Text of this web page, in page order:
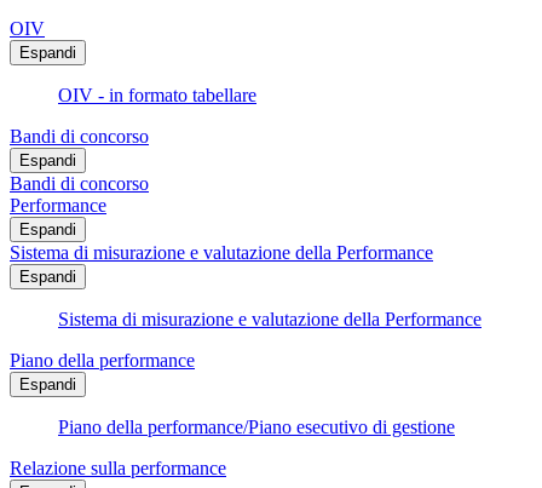
OIV
Espandi
OIV - in formato tabellare
Bandi di concorso
Espandi
Bandi di concorso
Performance
Espandi
Sistema di misurazione e valutazione della Performance
Espandi
Sistema di misurazione e valutazione della Performance
Piano della performance
Espandi
Piano della performance/Piano esecutivo di gestione
Relazione sulla performance